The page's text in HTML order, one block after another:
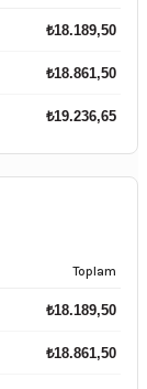
₺18.189,50
₺18.861,50
₺19.236,65
Toplam
₺18.189,50
₺18.861,50